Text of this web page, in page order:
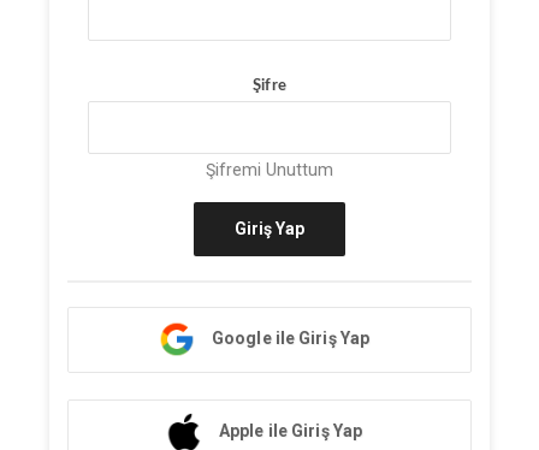
Şifre
Şifremi Unuttum
Giriş Yap
Google ile Giriş Yap
Apple ile Giriş Yap